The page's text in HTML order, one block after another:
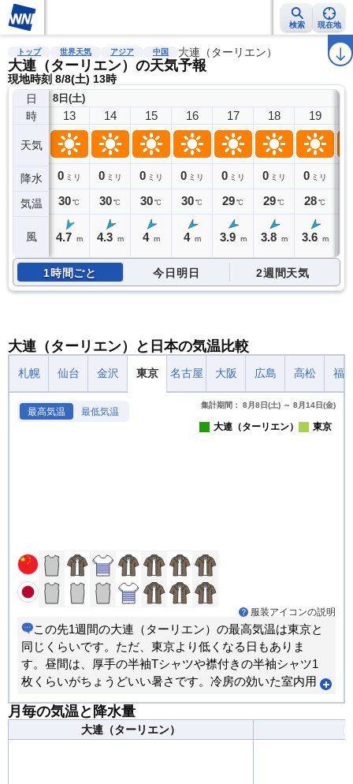
検索 現在地
雨雲レーダー 台風情報 地震情報 警報・注意報 ラ
トップ 世界天気 アジア 中国 大連（ターリエン）
大連（ターリエン）の天気予報
現地時刻 8/8(土) 13時
日
時
天気
降水
気温
風
8日(土)
13
0 ミリ
30℃
4.7 m
14
0 ミリ
30℃
4.3 m
15
0 ミリ
30℃
4 m
16
0 ミリ
30℃
4 m
17
0 ミリ
29℃
3.9 m
18
0 ミリ
29℃
3.8 m
19
0 ミリ
28℃
3.6 m
1時間ごと 今日明日 2週間天気
大連（ターリエン）と日本の気温比較
札幌 仙台 金沢 東京 名古屋 大阪 広島 高松 福
最高気温 最低気温
集計期間： 8月8日(土) ～ 8月14日(金)
大連（ターリエン） 東京
服装アイコンの説明
この先1週間の大連（ターリエン）の最高気温は東京と
同じくらいです。ただ、東京より低くなる日もありま
す。昼間は、厚手の半袖Tシャツや襟付きの半袖シャツ1
枚くらいがちょうどいい暑さです。冷房の効いた室内用
かける時の服装で1日ちょうど良く過ごせる日が多くなり
月毎の気温と降水量
大連（ターリエン）